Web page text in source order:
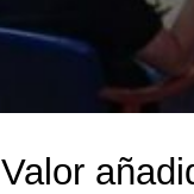
Valor